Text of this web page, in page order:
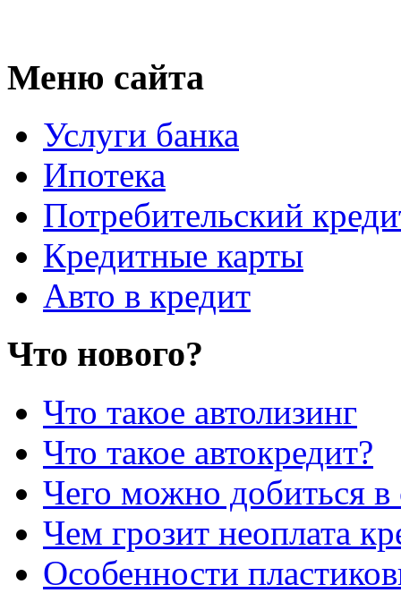
Меню сайта
Услуги банка
Ипотека
Потребительский
Кредитные карты
Авто в кредит
Что нового?
Что такое автолизинг
Что такое автокредит?
Чего можно добиться в
Чем грозит неоплата
Особенности